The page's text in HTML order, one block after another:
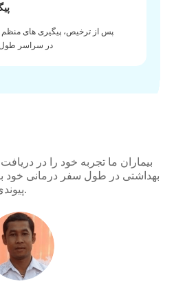
پس از ترخیص، پیگیری های منظم
در سراسر
بیماران ما تجربه خود را در
بهداشتی در طول سفر درمانی خود
پیوندی عالی برای آینده ایجاد کنند.